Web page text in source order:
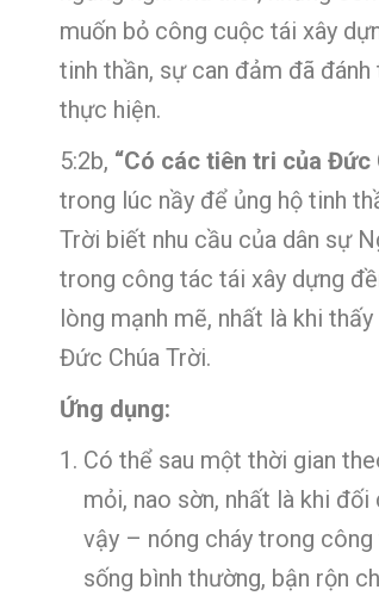
muốn bỏ công cuộc tái xây
tinh thần, sự can đảm đã
thực hiện.
5:2b, “Có các tiên tri của Đức
trong lúc nầy để ủng hộ tinh
Trời biết nhu cầu của dân sự
trong công tác tái xây dựng
lòng mạnh mẽ, nhất là khi
Đức Chúa Trời.
Ứng dụng:
Có thể sau một thời gian
mỏi, nao sờn, nhất là khi
vậy – nóng cháy trong
sống bình thường, bận rộn